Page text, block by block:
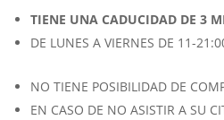
TIENE UNA CADUCIDAD DE 3
DE LUNES A VIERNES DE 11-
NO TIENE POSIBILIDAD DE
EN CASO DE NO ASISTIR A SU